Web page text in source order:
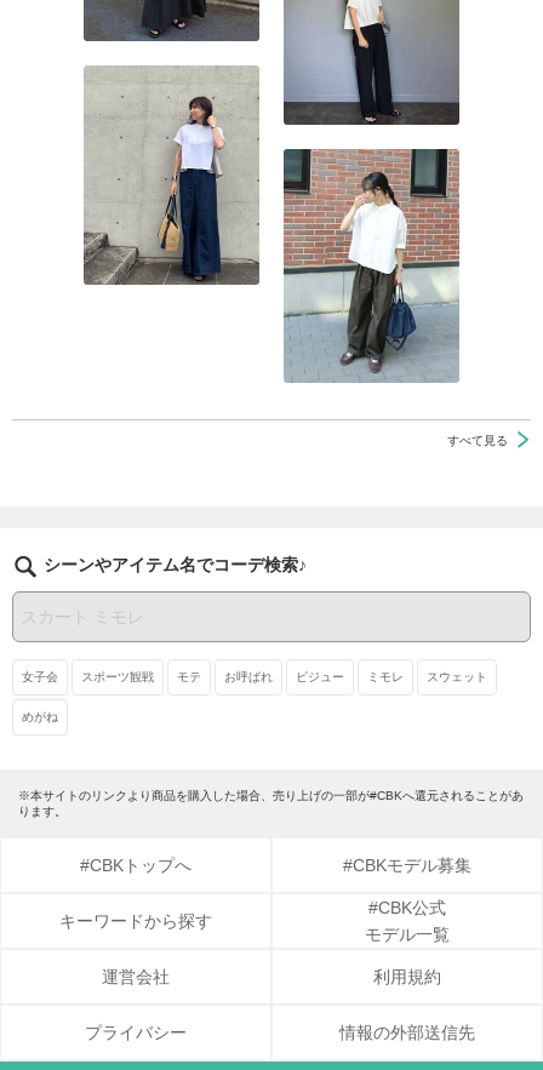
すべて見る
シーンやアイテム名でコーデ検索♪
女子会 スポーツ観戦 モテ お呼ばれ ビジュー ミモレ スウェット
めがね
※本サイトのリンクより商品を購入した場合、売り上げの一部が#CBKへ還元されることがあ
ります。
#CBKトップへ #CBKモデル募集
キーワードから探す
#CBK公式
モデル一覧
運営会社 利用規約
プライバシー 情報の外部送信先